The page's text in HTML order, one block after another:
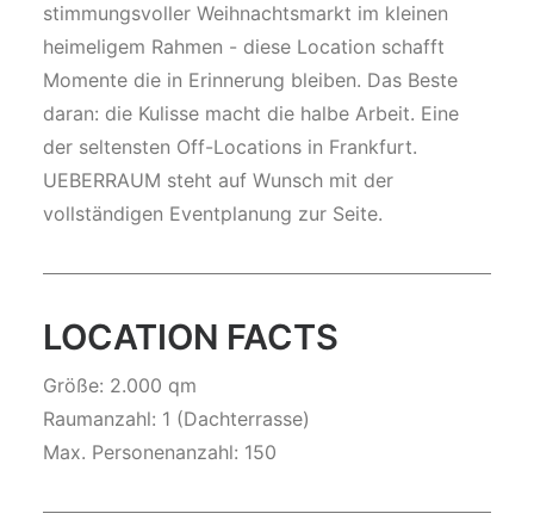
stimmungsvoller Weihnachtsmarkt im kleinen
heimeligem Rahmen - diese Location schafft
Momente die in Erinnerung bleiben. Das Beste
daran: die Kulisse macht die halbe Arbeit. Eine
der seltensten Off-Locations in Frankfurt.
UEBERRAUM steht auf Wunsch mit der
vollständigen Eventplanung zur Seite.
LOCATION FACTS
Größe: 2.000 qm
Raumanzahl: 1 (Dachterrasse)
Max. Personenanzahl: 150